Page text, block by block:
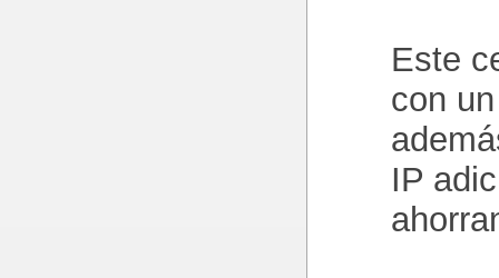
Este
con
IP